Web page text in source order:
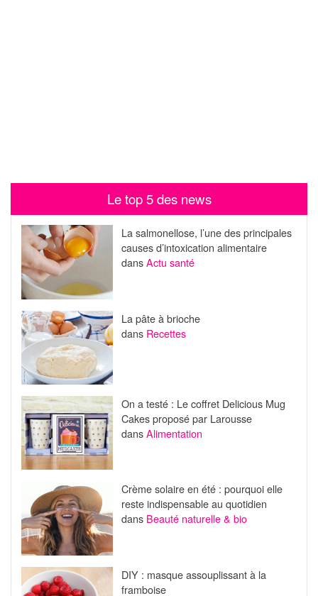
Le top 5 des news
La salmonellose, l’une des principales
causes d’intoxication alimentaire
dansActu santé
La pâte à brioche
dans Recettes
On a testé : Le coffret Delicious Mug
Cakes proposé par Larousse
dansAlimentation
Crème solaire en été : pourquoi elle
reste indispensable au quotidien
dans Beauté naturelle & bio
DIY : masque assouplissant à la
framboise